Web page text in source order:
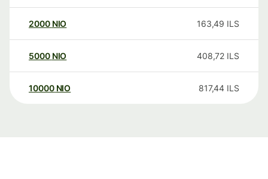
2000 NIO 163,49 ILS
5000 NIO 408,72 ILS
10000 NIO 817,44 ILS